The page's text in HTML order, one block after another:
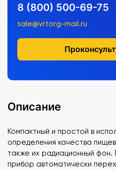
8 (800) 500-69-75
sale@vrtorg-mail.ru
Описание
Компактный и простой в
определения качества
также их радиационный фон.
прибор автоматически